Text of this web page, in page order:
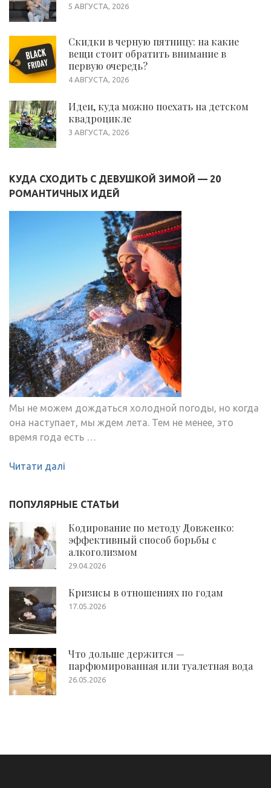
5 АВГУСТА, 2026
Скидки в черную пятницу: на какие
вещи стоит обратить внимание в
первую очередь?
4 АВГУСТА, 2026
Идеи, куда можно поехать на детском
квадроцикле
3 АВГУСТА, 2026
КУДА СХОДИТЬ С ДЕВУШКОЙ ЗИМОЙ — 20
РОМАНТИЧНЫХ ИДЕЙ
Мы не можем дождаться холодной погоды, но когда
она наступает, мы ждем лета. Тем не менее, это
время года есть …
Читати далі
ПОПУЛЯРНЫЕ СТАТЬИ
Кодирование по методу Довженко:
эффективный способ борьбы с
алкоголизмом
29.04.2026
Кризисы в отношениях по годам
17.05.2026
Что дольше держится —
парфюмированная или туалетная вода
26.05.2026